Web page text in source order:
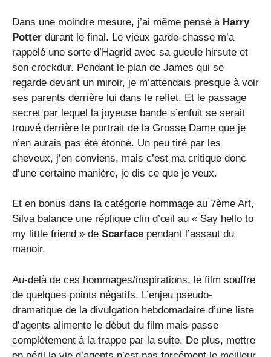
Dans une moindre mesure, j’ai même pensé à Harry
Potter durant le final. Le vieux garde-chasse m’a
rappelé une sorte d’Hagrid avec sa gueule hirsute et
son crockdur. Pendant le plan de James qui se
regarde devant un miroir, je m’attendais presque à voir
ses parents derrière lui dans le reflet. Et le passage
secret par lequel la joyeuse bande s’enfuit se serait
trouvé derrière le portrait de la Grosse Dame que je
n’en aurais pas été étonné. Un peu tiré par les
cheveux, j’en conviens, mais c’est ma critique donc
d’une certaine manière, je dis ce que je veux.
Et en bonus dans la catégorie hommage au 7ème Art,
Silva balance une réplique clin d’œil au « Say hello to
my little friend » de Scarface pendant l’assaut du
manoir.
Au-delà de ces hommages/inspirations, le film souffre
de quelques points négatifs. L’enjeu pseudo-
dramatique de la divulgation hebdomadaire d’une liste
d’agents alimente le début du film mais passe
complètement à la trappe par la suite. De plus, mettre